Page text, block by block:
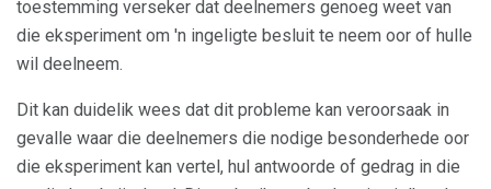
toestemming verseker dat deelnemers genoeg weet van
die eksperiment om 'n ingeligte besluit te neem oor of hulle
wil deelneem.
Dit kan duidelik wees dat dit probleme kan veroorsaak in
gevalle waar die deelnemers die nodige besonderhede oor
die eksperiment kan vertel, hul antwoorde of gedrag in die